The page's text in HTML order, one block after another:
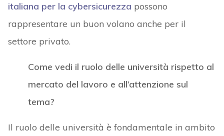
italiana per la cybersicurezza possono
rappresentare un buon volano anche per il
settore privato.
Come vedi il ruolo delle università rispetto al
mercato del lavoro e all’attenzione sul
tema?
Il ruolo delle università è fondamentale in ambito